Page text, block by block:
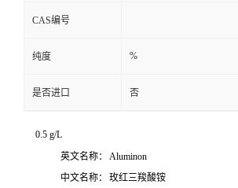
CAS编号
纯度 %
是否进口 否
0.5 g/L
英文名称：
Aluminon
中文名称：
玫红三羧酸铵